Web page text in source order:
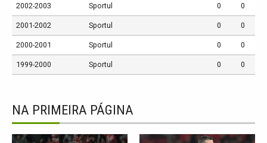
2002-2003 Sportul 0 0
2001-2002 Sportul 0 0
2000-2001 Sportul 0 0
1999-2000 Sportul 0 0
NA PRIMEIRA PÁGINA